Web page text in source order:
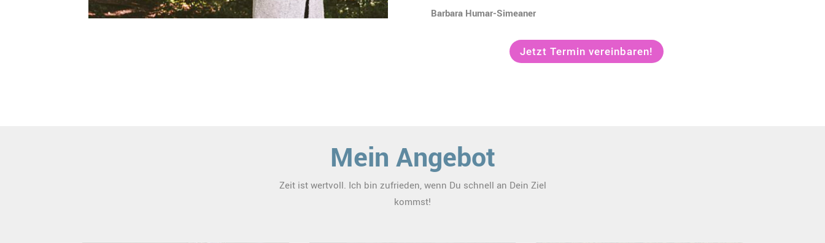
Barbara Humar-Simeaner
Jetzt Termin vereinbaren!
Mein Angebot
Zeit ist wertvoll. Ich bin zufrieden, wenn Du schnell an Dein Ziel
kommst!